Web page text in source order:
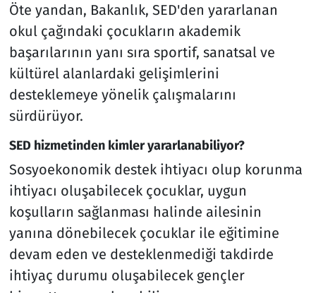
Öte yandan, Bakanlık, SED'den yararlanan
okul çağındaki çocukların akademik
başarılarının yanı sıra sportif, sanatsal ve
kültürel alanlardaki gelişimlerini
desteklemeye yönelik çalışmalarını
sürdürüyor.
SED hizmetinden kimler yararlanabiliyor?
Sosyoekonomik destek ihtiyacı olup korunma
ihtiyacı oluşabilecek çocuklar, uygun
koşulların sağlanması halinde ailesinin
yanına dönebilecek çocuklar ile eğitimine
devam eden ve desteklenmediği takdirde
ihtiyaç durumu oluşabilecek gençler